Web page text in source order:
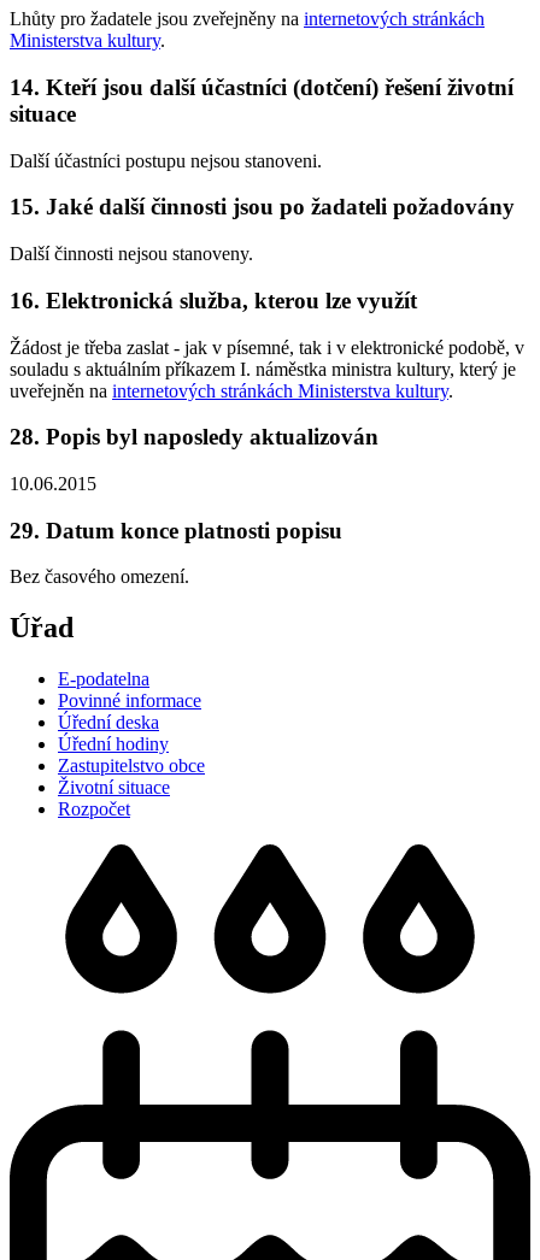
Lhůty pro žadatele jsou zveřejněny na internetových stránkách
Ministerstva kultury.
14. Kteří jsou další účastníci (dotčení) řešení životní
situace
Další účastníci postupu nejsou stanoveni.
15. Jaké další činnosti jsou po žadateli požadovány
Další činnosti nejsou stanoveny.
16. Elektronická služba, kterou lze využít
Žádost je třeba zaslat - jak v písemné, tak i v elektronické podobě, v
souladu s aktuálním příkazem I. náměstka ministra kultury, který je
uveřejněn na internetových stránkách Ministerstva kultury.
28. Popis byl naposledy aktualizován
10.06.2015
29. Datum konce platnosti popisu
Bez časového omezení.
Úřad
E-podatelna
Povinné informace
Úřední deska
Úřední hodiny
Zastupitelstvo obce
Životní situace
Rozpočet